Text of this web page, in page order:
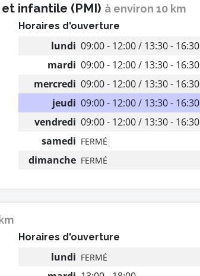
infantile (PMI) à environ 10 km
Horaires d'ouverture
lundi 09:00 - 12:00 / 13:30 - 16:30
mardi 09:00 - 12:00 / 13:30 - 16:30
mercredi 09:00 - 12:00 / 13:30 - 16:30
jeudi 09:00 - 12:00 / 13:30 - 16:30
vendredi 09:00 - 12:00 / 13:30 - 16:30
samedi FERMÉ
dimanche FERMÉ
Horaires d'ouverture
lundi FERMÉ